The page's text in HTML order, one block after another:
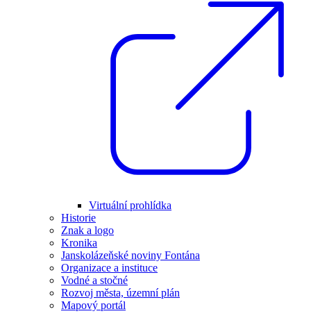
Virtuální prohlídka
Historie
Znak a logo
Kronika
Janskolázeňské noviny Fontána
Organizace a instituce
Vodné a stočné
Rozvoj města, územní plán
Mapový portál